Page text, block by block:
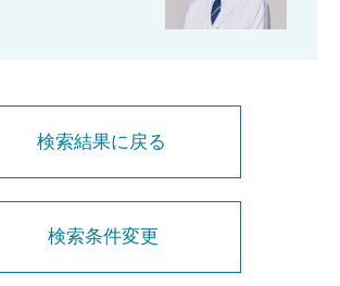
検索結果に戻る
検索条件変更